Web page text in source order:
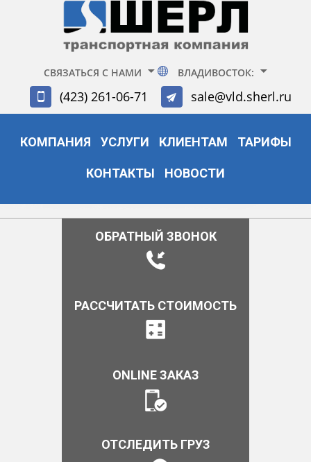
СВЯЗАТЬСЯ С НАМИ ВЛАДИВОСТОК:
(423) 261-06-71 sale@vld.sherl.ru
КОМПАНИЯ УСЛУГИ КЛИЕНТАМ ТАРИФЫ
КОНТАКТЫ НОВОСТИ
ОБРАТНЫЙ ЗВОНОК
РАССЧИТАТЬ СТОИМОСТЬ
ONLINE ЗАКАЗ
ОТСЛЕДИТЬ ГРУЗ